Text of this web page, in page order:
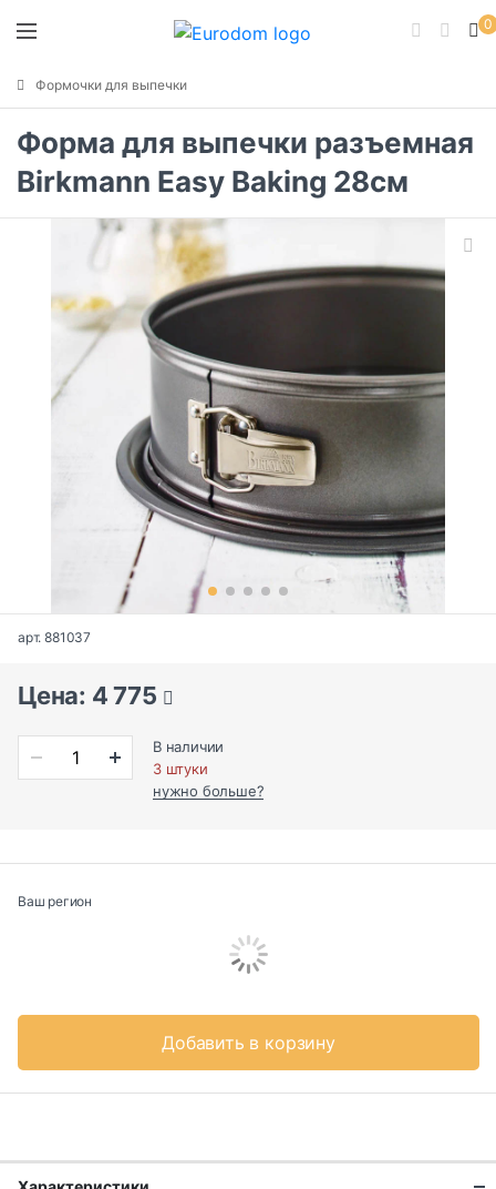
0
Формочки для выпечки
Форма для выпечки разъемная
Birkmann Easy Baking 28см
арт. 881037
Цена: 4 775
В наличии
3 штуки
нужно больше?
Ваш регион
Добавить в корзину